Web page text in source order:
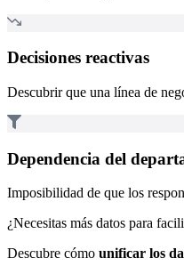
Decisiones reactivas
Descubrir que una línea de
Dependencia del
Imposibilidad de que los
¿Necesitas más datos para
Descubre cómo unificar los